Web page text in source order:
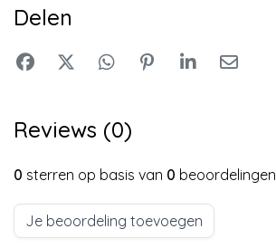
Delen
Reviews (0)
0 sterren op basis van 0 beoordelingen
Je beoordeling toevoegen